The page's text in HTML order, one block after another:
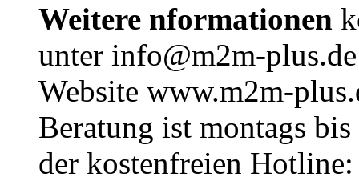
Weitere nformationen
unter info@m2m-
Website www.m2m-
Beratung ist montags
der kostenfreien